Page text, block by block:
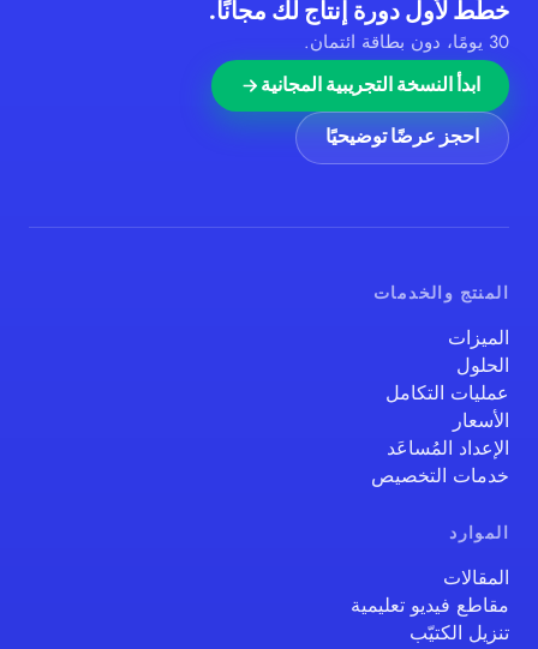
خطّط لأول دورة إنتاج لك مجانًا.
30 يومًا، دون بطاقة ائتمان.
ابدأ النسخة التجريبية المجانية
احجز عرضًا توضيحيًا
المنتج والخدمات
الميزات
الحلول
عمليات التكامل
الأسعار
الإعداد المُساعَد
خدمات التخصيص
الموارد
المقالات
مقاطع فيديو تعليمية
تنزيل الكتيّب